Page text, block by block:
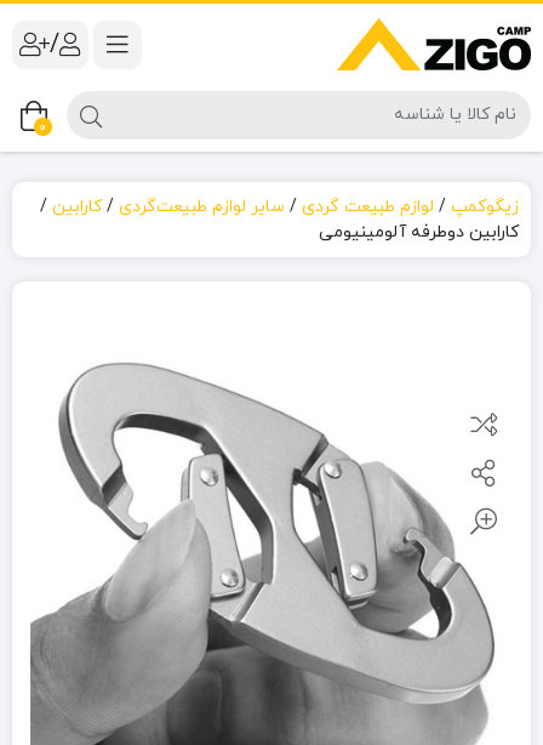
/
0
زیگوکمپ / لوازم طبیعت گردی / سایر لوازم طبیعت‌گردی /کارابین /
کارابین دوطرفه آلومینیومی